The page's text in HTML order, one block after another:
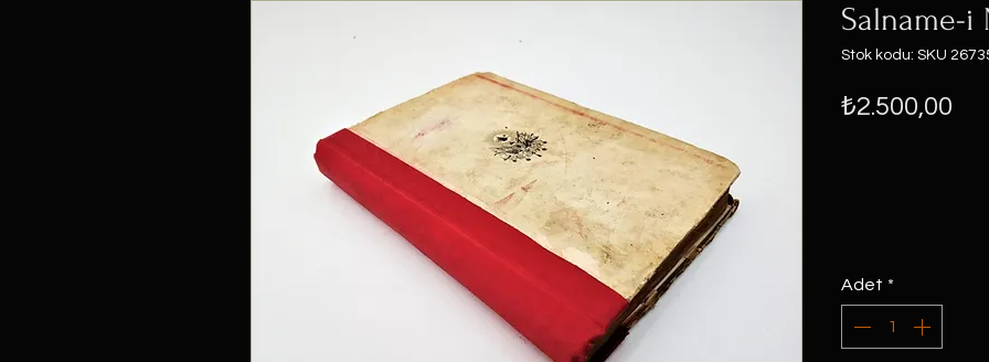
Salname-i
Stok kodu: SKU
₺2.500,00
Adet *